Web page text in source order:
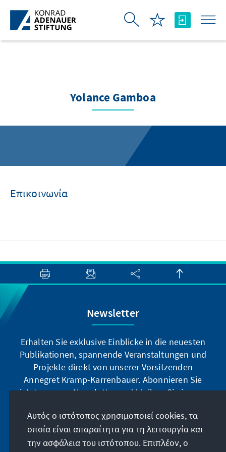
Skip to Main Content
Yolance Gamboa
Επικοινωνία
Newsletter
Erhalten Sie exklusive Einblicke in die neuesten
Publikationen, spannende Veranstaltungen und
Projekte direkt von unserer Vorsitzenden
Annegret Kramp-Karrenbauer. Abonnieren Sie
jetzt unseren Newsletter und bleiben Sie immer
Jetzt abonnieren
Αυτός ο ιστότοπος χρησιμοποιεί cookies, τα
οποία είναι απαραίτητα για τη λειτουργία και
την ασφάλεια του ιστότοπου. Επιπλέον, ο